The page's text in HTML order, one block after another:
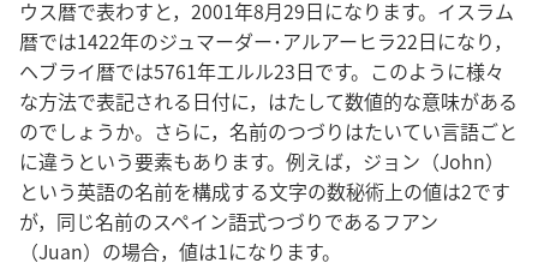
ウス暦で表わすと，2001年8月29日になります。イスラム
暦では1422年のジュマーダー･アルアーヒラ22日になり，
ヘブライ暦では5761年エルル23日です。このように様々
な方法で表記される日付に，はたして数値的な意味がある
のでしょうか。さらに，名前のつづりはたいてい言語ごと
に違うという要素もあります。例えば，ジョン（John）
という英語の名前を構成する文字の数秘術上の値は2です
が，同じ名前のスペイン語式つづりであるフアン
（Juan）の場合，値は1になります。